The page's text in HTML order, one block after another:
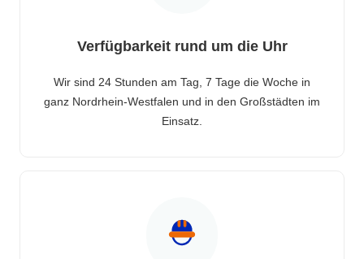
Verfügbarkeit rund um die Uhr
Wir sind 24 Stunden am Tag, 7 Tage die Woche in
ganz Nordrhein-Westfalen und in den Großstädten im
Einsatz.